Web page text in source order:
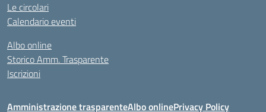
Le circolari
Calendario eventi
Albo online
Storico Amm. Trasparente
Iscrizioni
Amministrazione trasparenteAlbo onlinePrivacy Policy